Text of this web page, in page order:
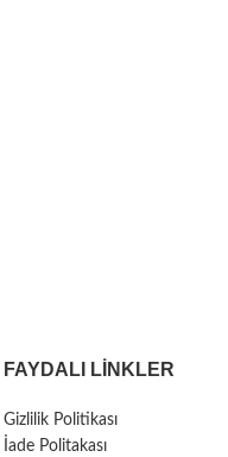
FAYDALI LİNKLER
Gizlilik Politikası
İade Politakası